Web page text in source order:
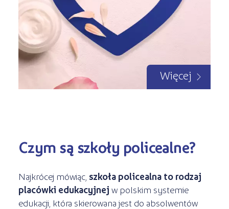
Więcej
Czym są szkoły policealne?
Najkrócej mówiąc, szkoła policealna to rodzaj
placówki edukacyjnej w polskim systemie
edukacji, która skierowana jest do absolwentów